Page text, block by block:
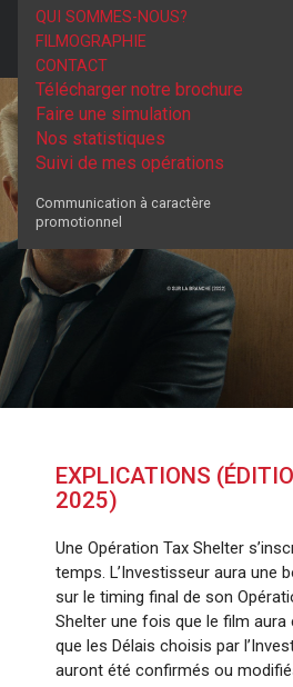
Télécharger notre brochure
Faire une simulation
Nos statistiques
Suivi de mes opérations
Communication à caractère
promotionnel
QUI SOMMES-NOUS?
FILMOGRAPHIE
CONTACT
EXPLICATIONS
2025)
Une Opération Tax Shelter
temps. L’Investisseur aura une
sur le timing final de son
Shelter une fois que le film aura
que les Délais choisis par
auront été confirmés ou